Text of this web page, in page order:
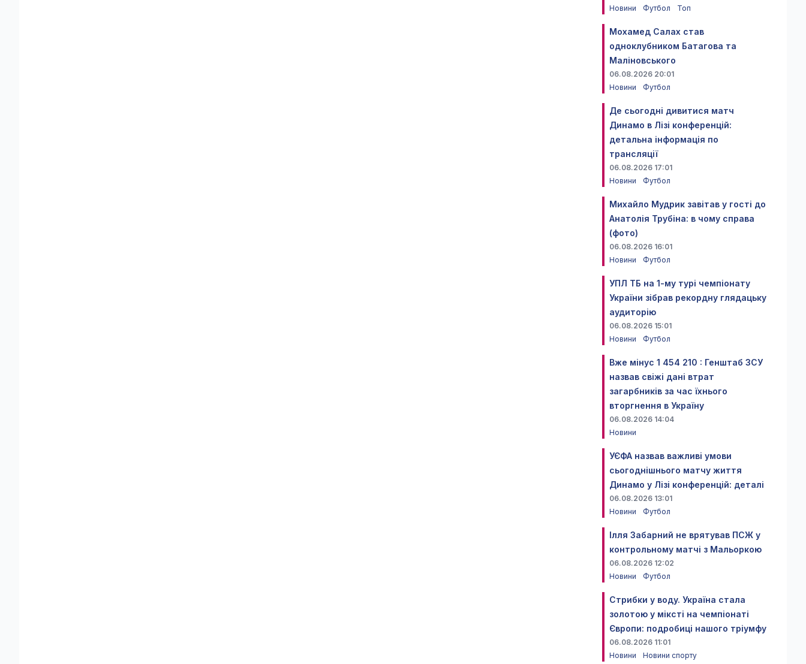
Новини
Футбол Топ
Мохамед Салах став
одноклубником Батагова та
Маліновського
06.08.2026 20:01
Новини
Футбол
Де сьогодні дивитися матч
Динамо в Лізі конференцій:
детальна інформація по
трансляції
06.08.2026 17:01
Новини
Футбол
Михайло Мудрик завітав у гості до
Анатолія Трубіна: в чому справа
(фото)
06.08.2026 16:01
Новини
Футбол
УПЛ ТБ на 1-му турі чемпіонату
України зібрав рекордну глядацьку
аудиторію
06.08.2026 15:01
Новини
Футбол
Вже мінус 1 454 210 : Генштаб ЗСУ
назвав свіжі дані втрат
загарбників за час їхнього
вторгнення в Україну
06.08.2026 14:04
Новини
УЄФА назвав важливі умови
сьогоднішнього матчу життя
Динамо у Лізі конференцій: деталі
06.08.2026 13:01
Новини
Футбол
Ілля Забарний не врятував ПСЖ у
контрольному матчі з Мальоркою
06.08.2026 12:02
Новини
Футбол
Стрибки у воду. Україна стала
золотою у міксті на чемпіонаті
Європи: подробиці нашого тріумфу
06.08.2026 11:01
Новини
Новини спорту